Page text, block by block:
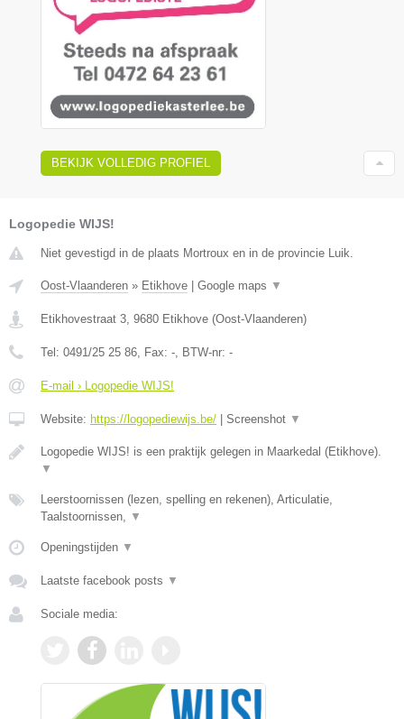
BEKIJK VOLLEDIG PROFIEL
Logopedie WIJS!
Niet gevestigd in de plaats Mortroux en in de provincie Luik.
Oost-Vlaanderen » Etikhove Google maps ▼
Etikhovestraat 3, 9680 Etikhove (Oost-Vlaanderen)
Tel: 0491/25 25 86, Fax: -, BTW-nr: -
E-mail › Logopedie WIJS!
Website: https://logopediewijs.be/ Screenshot ▼
Logopedie WIJS! is een praktijk gelegen in Maarkedal (Etikhove).
▼
Leerstoornissen (lezen, spelling en rekenen), Articulatie,
Taalstoornissen, ▼
Openingstijden ▼
Laatste facebook posts ▼
Sociale media: